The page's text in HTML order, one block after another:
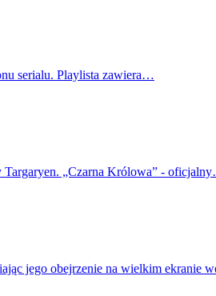
serialu. Playlista zawiera…
Targaryen. „Czarna Królowa” -
jego obejrzenie na wielkim ekranie